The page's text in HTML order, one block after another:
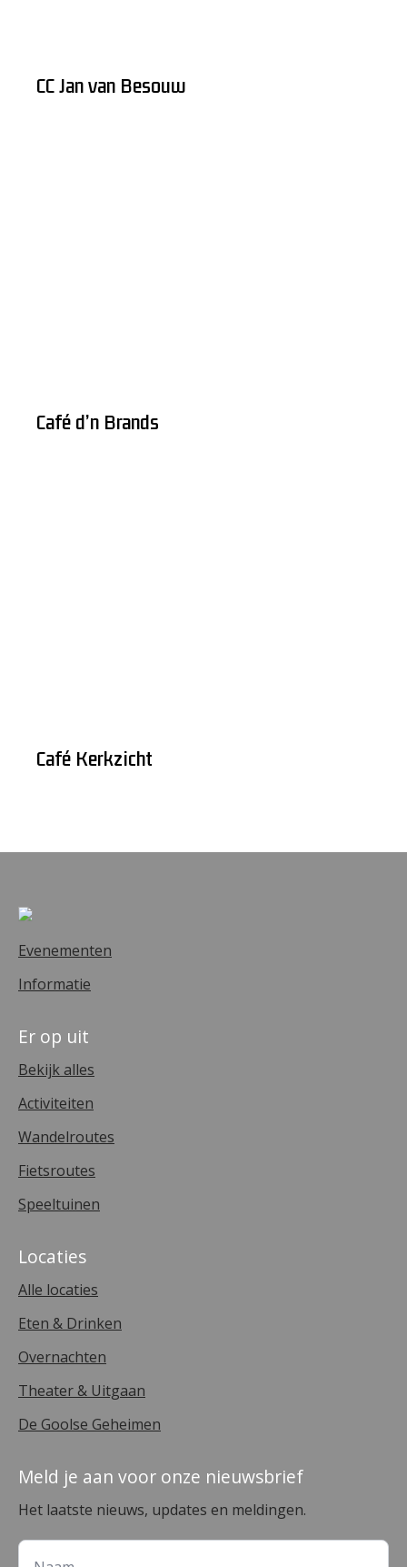
CC Jan van Besouw
Café d’n Brands
Café Kerkzicht
Evenementen
Informatie
Er op uit
Bekijk alles
Activiteiten
Wandelroutes
Fietsroutes
Speeltuinen
Locaties
Alle locaties
Eten & Drinken
Overnachten
Theater & Uitgaan
De Goolse Geheimen
Meld je aan voor onze nieuwsbrief
Het laatste nieuws, updates en meldingen.